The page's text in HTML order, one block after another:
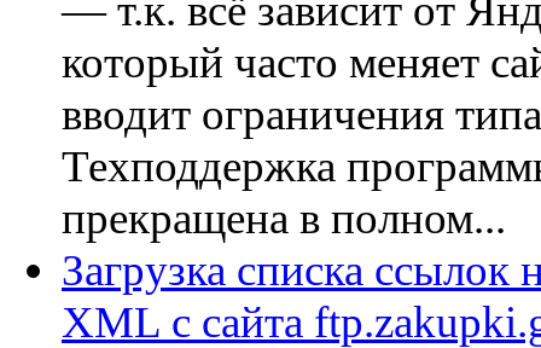
— т.к. всё зависит от
который часто меняет
вводит ограничения
Техподдержка
прекращена в полном...
Загрузка списка ссылок
XML с сайта